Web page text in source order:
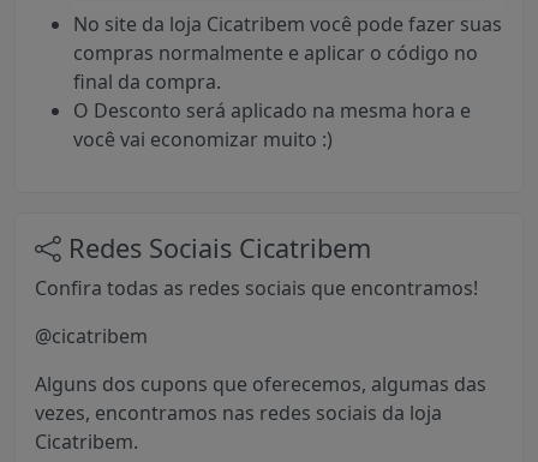
No site da loja Cicatribem você pode fazer suas
compras normalmente e aplicar o código no
final da compra.
O Desconto será aplicado na mesma hora e
você vai economizar muito :)
Redes Sociais Cicatribem
Confira todas as redes sociais que encontramos!
@cicatribem
Alguns dos cupons que oferecemos, algumas das
vezes, encontramos nas redes sociais da loja
Cicatribem.